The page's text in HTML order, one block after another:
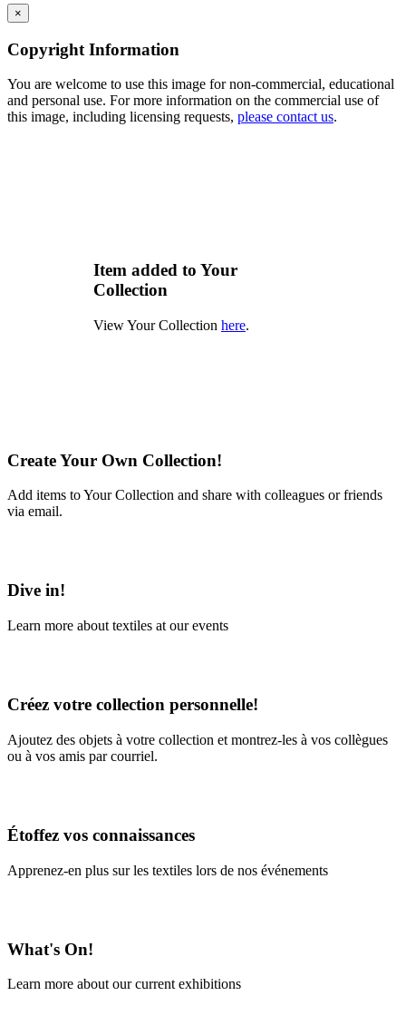
×
Copyright Information
You are welcome to use this image for non-commercial, educational
and personal use. For more information on the commercial use of
this image, including licensing requests, please contact us.
Item added to Your
Collection
View Your Collection here.
Create Your Own Collection!
Add items to Your Collection and share with colleagues or friends
via email.
Dive in!
Learn more about textiles at our events
Créez votre collection personnelle!
Ajoutez des objets à votre collection et montrez-les à vos collègues
ou à vos amis par courriel.
Étoffez vos connaissances
Apprenez-en plus sur les textiles lors de nos événements
What's On!
Learn more about our current exhibitions